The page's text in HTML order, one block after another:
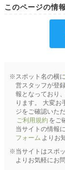
このページの情
※スポット名の横に
営スタッフが登
報となっており
ります。 大変お
ジをご確認いた
ご利用規約 をご
当サイトの情報
フォーム よりお
※当サイトはスポ
よりお気軽にお